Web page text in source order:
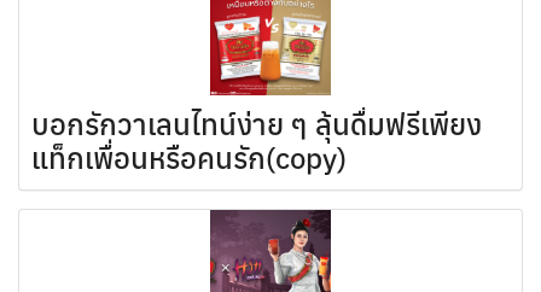
บอกรักวาเลนไทน์ง่าย ๆ ลุ้นดื่มฟรีเพียง
แท็กเพื่อนหรือคนรัก(copy)